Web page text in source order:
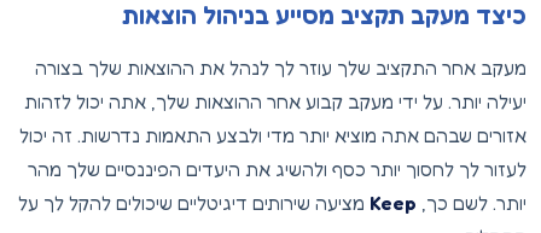
כיצד מעקב תקציב מסייע בניהול הוצאות
מעקב אחר התקציב שלך עוזר לך לנהל את ההוצאות שלך בצורה
יעילה יותר. על ידי מעקב קבוע אחר ההוצאות שלך, אתה יכול לזהות
אזורים שבהם אתה מוציא יותר מדי ולבצע התאמות נדרשות. זה יכול
לעזור לך לחסוך יותר כסף ולהשיג את היעדים הפיננסיים שלך מהר
יותר. לשם כך, Keep מציעה שירותים דיגיטליים שיכולים להקל לך על